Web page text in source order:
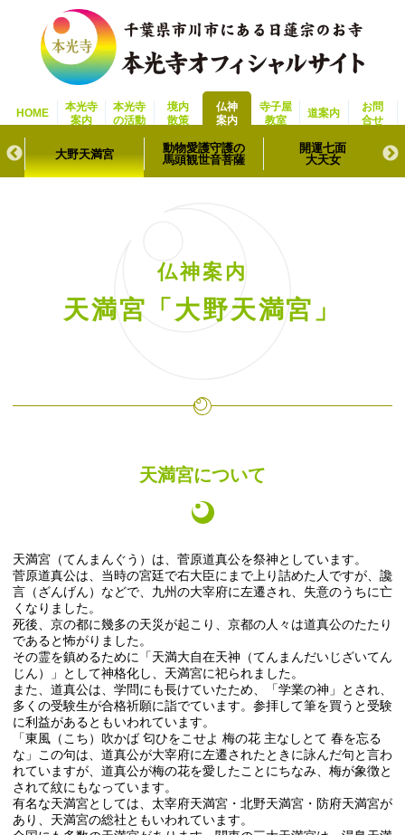
HOME
本光寺
案内
本光寺
の活動
境内
散策
仏神
案内
寺子屋
教室
道案内
お問
合せ
大野天満宮
動物愛護守護の
馬頭観世音菩薩
開運七面
大天女
仏神案内
天満宮「大野天満宮」
天満宮について
天満宮（てんまんぐう）は、菅原道真公を祭神としています。
菅原道真公は、当時の宮廷で右大臣にまで上り詰めた人ですが、讒
言（ざんげん）などで、九州の大宰府に左遷され、失意のうちに亡
くなりました。
死後、京の都に幾多の天災が起こり、京都の人々は道真公のたたり
であると怖がりました。
その霊を鎮めるために「天満大自在天神（てんまんだいじざいてん
じん）」として神格化し、天満宮に祀られました。
また、道真公は、学問にも長けていたため、「学業の神」とされ、
多くの受験生が合格祈願に詣でています。参拝して筆を買うと受験
に利益があるともいわれています。
「東風（こち）吹かば 匂ひをこせよ 梅の花 主なしとて 春を忘る
な」この句は、道真公が大宰府に左遷されたときに詠んだ句と言わ
れていますが、道真公が梅の花を愛したことにちなみ、梅が象徴と
されて紋にもなっています。
有名な天満宮としては、太宰府天満宮・北野天満宮・防府天満宮が
あり、天満宮の総社ともいわれています。